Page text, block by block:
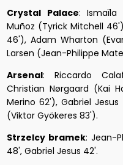
Crystal Palace: Ismaïla
Muñoz (Tyrick Mitchell
46'), Adam Wharton
Larsen (Jean-Philippe
Arsenal: Riccardo
Christian Nørgaard (Kai
Merino 62'), Gabriel
(Viktor Gyökeres 83').
Strzelcy bramek: Jean-
48', Gabriel Jesus 42'.